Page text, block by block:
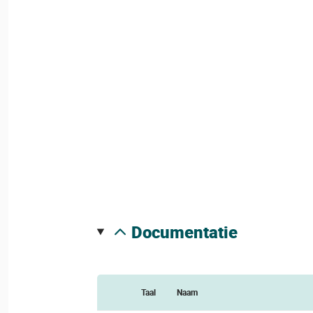
documentatie
Taal Naam